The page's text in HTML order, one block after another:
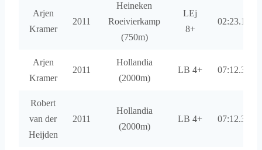
Arjen
Kramer
2011
Heineken
Roeivierkamp
(750m)
LEj
8+
02:23.10
Arjen
Kramer
2011
Hollandia
(2000m)
LB 4+ 07:12.31
Robert
van der
Heijden
2011
Hollandia
(2000m)
LB 4+ 07:12.31